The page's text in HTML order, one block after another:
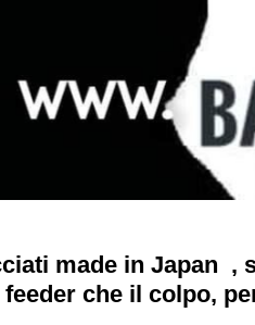
made in Japan ,
che il colpo,